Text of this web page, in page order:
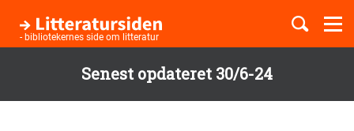
Senest opdateret 30/6-24
- bibliotekernes side om litteratur
Børnebøger